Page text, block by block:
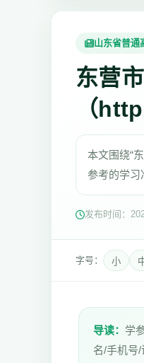
山东省普通
东营
（
本文围绕“
参考的学习
发布时间：
字号： 小
导读： 学
名/手机号